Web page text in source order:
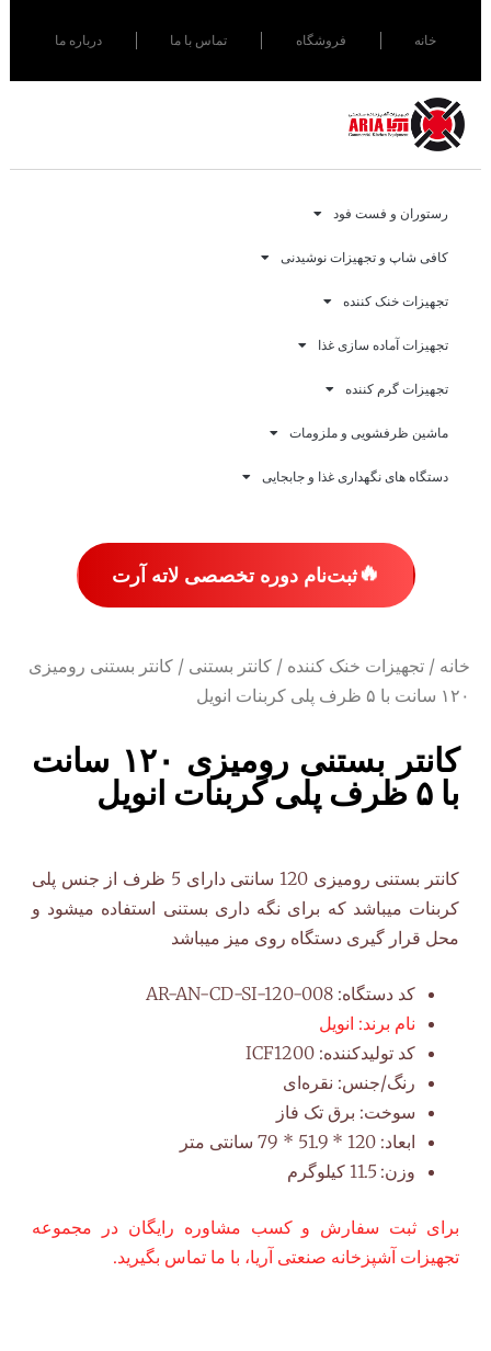
خانه فروشگاه تماس با ما درباره ما
رستوران و فست فود
کافی شاپ و تجهیزات نوشیدنی
تجهیزات خنک کننده
تجهیزات آماده سازی غذا
تجهیزات گرم کننده
ماشین ظرفشویی و ملزومات
دستگاه های نگهداری غذا و جابجایی
🔥ثبت‌نام دوره تخصصی لاته آرت
خانه / تجهیزات خنک کننده / کانتر بستنی / کانتر بستنی رومیزی
۱۲۰ سانت با ۵ ظرف پلی کربنات انویل
کانتر بستنی رومیزی ۱۲۰ سانت
با ۵ ظرف پلی کربنات انویل
کانتر بستنی رومیزی 120 سانتی دارای 5 ظرف از جنس پلی
کربنات میباشد که برای نگه داری بستنی استفاده میشود و
محل قرار گیری دستگاه روی میز میباشد
کد دستگاه: AR-AN-CD-SI-120-008
نام برند: انویل
کد تولیدکننده: ICF1200
رنگ/جنس: نقره‌ای
سوخت: برق تک فاز
ابعاد: 120 * 51.9 * 79 سانتی متر
وزن: 11.5 کیلوگرم
برای ثبت سفارش و کسب مشاوره رایگان در مجموعه
تجهیزات آشپزخانه صنعتی آریا، با ما تماس بگیرید.